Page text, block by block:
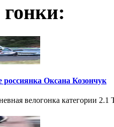
Оксана Козончук
велогонка категории